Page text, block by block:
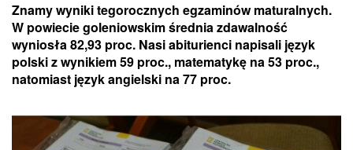
Znamy wyniki tegorocznych egzaminów maturalnych.
W powiecie goleniowskim średnia zdawalność
wyniosła 82,93 proc. Nasi abiturienci napisali język
polski z wynikiem 59 proc., matematykę na 53 proc.,
natomiast język angielski na 77 proc.